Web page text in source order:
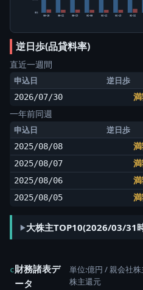
0株
05-15 05-22 05-29 06-05 06-12 06-19 06-26
逆日歩(品貸料率)
直近一週間
申込日 逆日歩
2026/07/30
一年前同週
申込日 逆日歩
2025/08/08
2025/08/07
2025/08/06
2025/08/05
大株主TOP10(2026/03/31
c財務諸表デ
ータ
単位:億円 / 親会社
株主還元